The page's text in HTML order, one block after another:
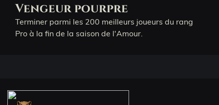
Vengeur pourpre
Terminer parmi les 200 meilleurs joueurs du rang
Pro à la fin de la saison de l'Amour.